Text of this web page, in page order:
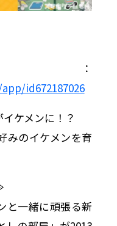
：
id672187026
ケメンに！？
みのイケメンを育
と一緒に頑張る新